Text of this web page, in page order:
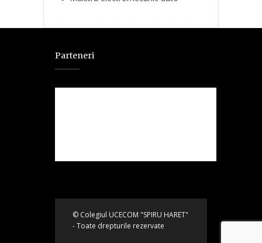
Parteneri
© Colegiul UCECOM "SPIRU HARET"
- Toate drepturile rezervate